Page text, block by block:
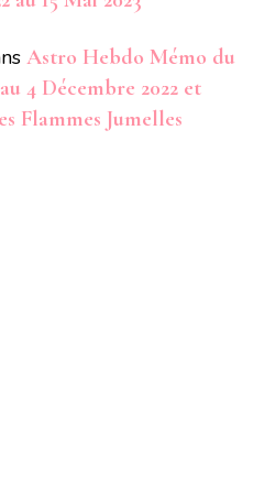
Astro Hebdo Mémo du
4 Décembre 2022 et
Flammes Jumelles